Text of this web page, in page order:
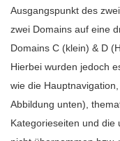
Ausgangspunkt des
zwei Domains auf eine
Domains C (klein) & D
Hierbei wurden jedoch
wie die
Abbildung unten),
Kategorieseiten und die